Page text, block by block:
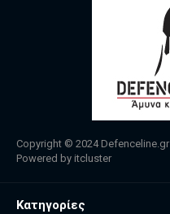
Copyright © 2024 Defenceline.gr
Powered by itcluster
Κατηγορίες